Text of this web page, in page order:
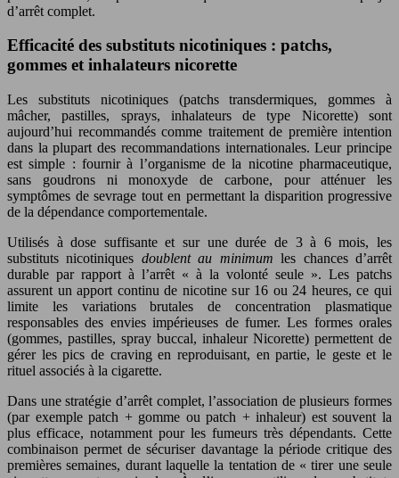
d’arrêt complet.
Efficacité des substituts nicotiniques : patchs,
gommes et inhalateurs nicorette
Les substituts nicotiniques (patchs transdermiques, gommes à
mâcher, pastilles, sprays, inhalateurs de type Nicorette) sont
aujourd’hui recommandés comme traitement de première intention
dans la plupart des recommandations internationales. Leur principe
est simple : fournir à l’organisme de la nicotine pharmaceutique,
sans goudrons ni monoxyde de carbone, pour atténuer les
symptômes de sevrage tout en permettant la disparition progressive
de la dépendance comportementale.
Utilisés à dose suffisante et sur une durée de 3 à 6 mois, les
substituts nicotiniques doublent au minimum les chances d’arrêt
durable par rapport à l’arrêt « à la volonté seule ». Les patchs
assurent un apport continu de nicotine sur 16 ou 24 heures, ce qui
limite les variations brutales de concentration plasmatique
responsables des envies impérieuses de fumer. Les formes orales
(gommes, pastilles, spray buccal, inhaleur Nicorette) permettent de
gérer les pics de craving en reproduisant, en partie, le geste et le
rituel associés à la cigarette.
Dans une stratégie d’arrêt complet, l’association de plusieurs formes
(par exemple patch + gomme ou patch + inhaleur) est souvent la
plus efficace, notamment pour les fumeurs très dépendants. Cette
combinaison permet de sécuriser davantage la période critique des
premières semaines, durant laquelle la tentation de « tirer une seule